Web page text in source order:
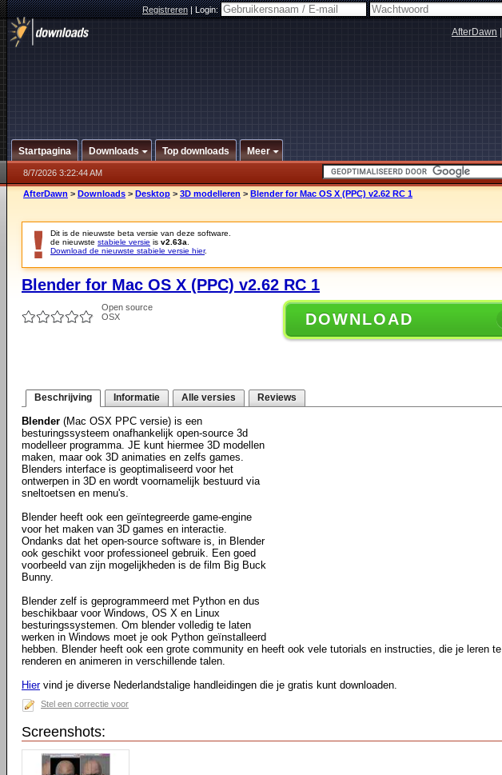
Registreren|Login:
AfterDawn
Startpagina Downloads Top downloads Meer
8/7/2026 3:22:44 AM
AfterDawn > Downloads > Desktop > 3D modelleren > Blender for Mac OS X (PPC) v2.62 RC 1
Dit is de nieuwste beta versie van deze software.
de nieuwste stabiele versie is v2.63a
Download de nieuwste stabiele versie hier.
Blender for Mac OS X (PPC) v2.62 RC 1
Open source
OSX
DOWNLOAD
Beschrijving Informatie Alle versies Reviews
Blender (Mac OSX PPC versie) is een
besturingssysteem onafhankelijk open-source 3d
modelleer programma. JE kunt hiermee 3D modellen
maken, maar ook 3D animaties en zelfs games.
Blenders interface is geoptimaliseerd voor het
ontwerpen in 3D en wordt voornamelijk bestuurd via
sneltoetsen en menu's.
Blender heeft ook een geïntegreerde game-engine
voor het maken van 3D games en interactie.
Ondanks dat het open-source software is, in Blender
ook geschikt voor professioneel gebruik. Een goed
voorbeeld van zijn mogelijkheden is de film Big Buck
Bunny.
Blender zelf is geprogrammeerd met Python en dus
beschikbaar voor Windows, OS X en Linux
besturingssystemen. Om blender volledig te laten
werken in Windows moet je ook Python geïnstalleerd
hebben. Blender heeft ook een grote community en heeft ook vele tutorials en instructies, die je leren te
renderen en animeren in verschillende talen.
Hiervind je diverse Nederlandstalige handleidingen die je gratis kunt downloaden.
Stel een correctie voor
Screenshots: